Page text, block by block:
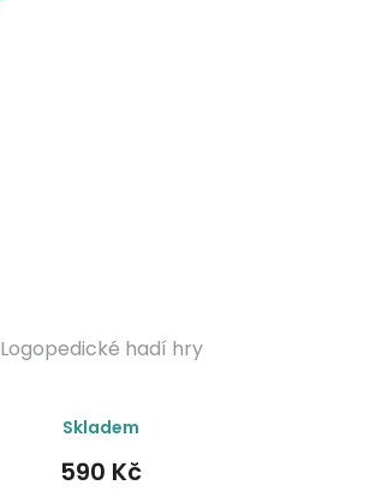
Logopedické hadí hry
Skladem
590 Kč